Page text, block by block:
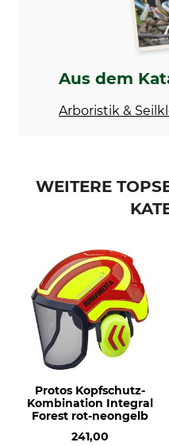
Aus dem
Arboristik &
WEITERE
Protos Kopfschutz-
Kombination Integral
Forest rot-neongelb
241,00